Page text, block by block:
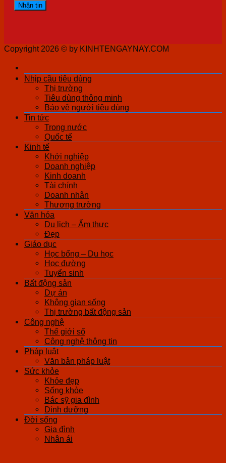
Copyright 2026 © by KINHTENGAYNAY.COM
Nhịp cầu tiêu dùng
Thị trường
Tiêu dùng thông minh
Bảo vệ người tiêu dùng
Tin tức
Trong nước
Quốc tế
Kinh tế
Khởi nghiệp
Doanh nghiệp
Kinh doanh
Tài chính
Doanh nhân
Thương trường
Văn hóa
Du lịch – Ẩm thực
Đẹp
Giáo dục
Học bổng – Du học
Học đường
Tuyển sinh
Bất động sản
Dự án
Không gian sống
Thị trường bất động sản
Công nghệ
Thế giới số
Công nghệ thông tin
Pháp luật
Văn bản pháp luật
Sức khỏe
Khỏe đẹp
Sống khỏe
Bác sỹ gia đình
Dinh dưỡng
Đời sống
Gia đình
Nhân ái